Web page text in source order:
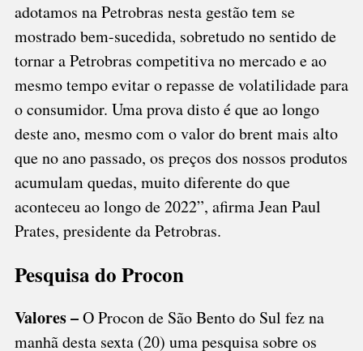
adotamos na Petrobras nesta gestão tem se
mostrado bem-sucedida, sobretudo no sentido de
tornar a Petrobras competitiva no mercado e ao
mesmo tempo evitar o repasse de volatilidade para
o consumidor. Uma prova disto é que ao longo
deste ano, mesmo com o valor do brent mais alto
que no ano passado, os preços dos nossos produtos
acumulam quedas, muito diferente do que
aconteceu ao longo de 2022”, afirma Jean Paul
Prates, presidente da Petrobras.
Pesquisa do Procon
Valores –O Procon de São Bento do Sul fez na
manhã desta sexta (20) uma pesquisa sobre os